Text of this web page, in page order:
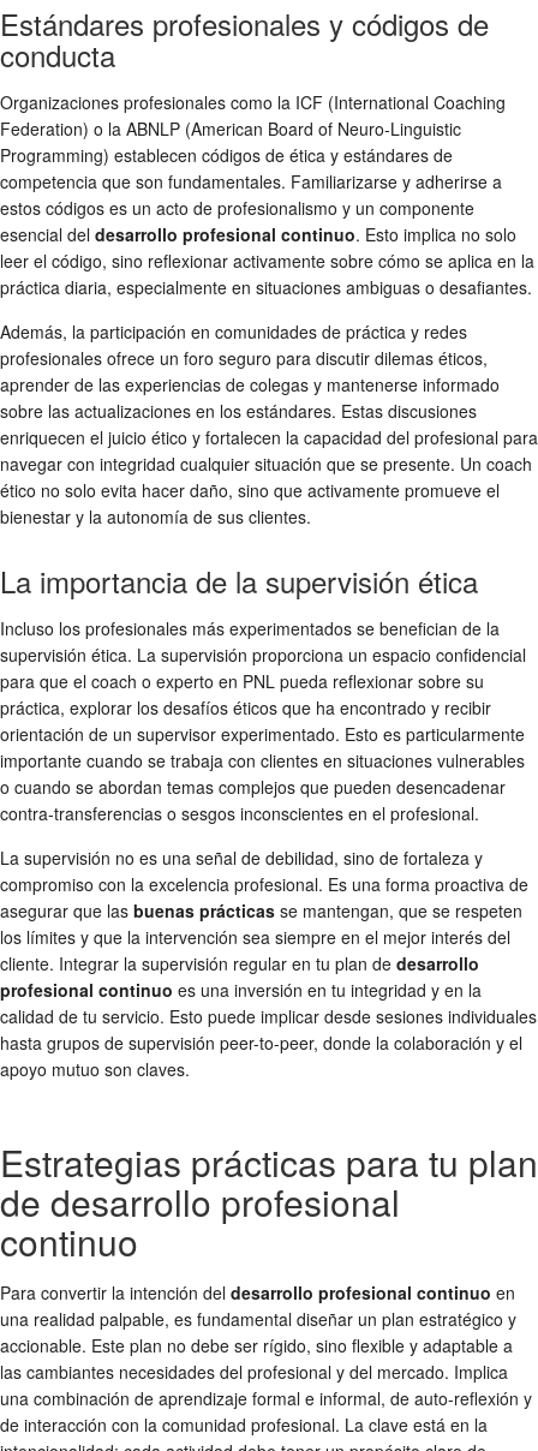
Estándares profesionales y códigos de
conducta
Organizaciones profesionales como la ICF (International Coaching
Federation) o la ABNLP (American Board of Neuro-Linguistic
Programming) establecen códigos de ética y estándares de
competencia que son fundamentales. Familiarizarse y adherirse a
estos códigos es un acto de profesionalismo y un componente
esencial del desarrollo profesional continuo. Esto implica no solo
leer el código, sino reflexionar activamente sobre cómo se aplica en la
práctica diaria, especialmente en situaciones ambiguas o desafiantes.
Además, la participación en comunidades de práctica y redes
profesionales ofrece un foro seguro para discutir dilemas éticos,
aprender de las experiencias de colegas y mantenerse informado
sobre las actualizaciones en los estándares. Estas discusiones
enriquecen el juicio ético y fortalecen la capacidad del profesional para
navegar con integridad cualquier situación que se presente. Un coach
ético no solo evita hacer daño, sino que activamente promueve el
bienestar y la autonomía de sus clientes.
La importancia de la supervisión ética
Incluso los profesionales más experimentados se benefician de la
supervisión ética. La supervisión proporciona un espacio confidencial
para que el coach o experto en PNL pueda reflexionar sobre su
práctica, explorar los desafíos éticos que ha encontrado y recibir
orientación de un supervisor experimentado. Esto es particularmente
importante cuando se trabaja con clientes en situaciones vulnerables
o cuando se abordan temas complejos que pueden desencadenar
contra-transferencias o sesgos inconscientes en el profesional.
La supervisión no es una señal de debilidad, sino de fortaleza y
compromiso con la excelencia profesional. Es una forma proactiva de
asegurar que las buenas prácticas se mantengan, que se respeten
los límites y que la intervención sea siempre en el mejor interés del
cliente. Integrar la supervisión regular en tu plan de desarrollo
profesional continuo es una inversión en tu integridad y en la
calidad de tu servicio. Esto puede implicar desde sesiones individuales
hasta grupos de supervisión peer-to-peer, donde la colaboración y el
apoyo mutuo son claves.
Estrategias prácticas para tu plan
de desarrollo profesional
continuo
Para convertir la intención del desarrollo profesional continuo en
una realidad palpable, es fundamental diseñar un plan estratégico y
accionable. Este plan no debe ser rígido, sino flexible y adaptable a
las cambiantes necesidades del profesional y del mercado. Implica
una combinación de aprendizaje formal e informal, de auto-reflexión y
de interacción con la comunidad profesional. La clave está en la